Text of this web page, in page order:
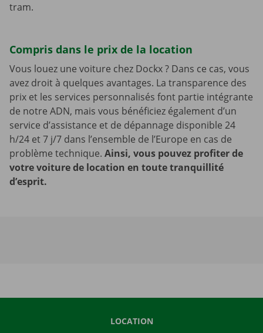
tram.
Compris dans le prix de la location
Vous louez une voiture chez Dockx ? Dans ce cas, vous
avez droit à quelques avantages. La transparence des
prix et les services personnalisés font partie intégrante
de notre ADN, mais vous bénéficiez également d’un
service d’assistance et de dépannage disponible 24
h/24 et 7 j/7 dans l’ensemble de l’Europe en cas de
problème technique. Ainsi, vous pouvez profiter de
votre voiture de location en toute tranquillité
d’esprit.
LOCATION